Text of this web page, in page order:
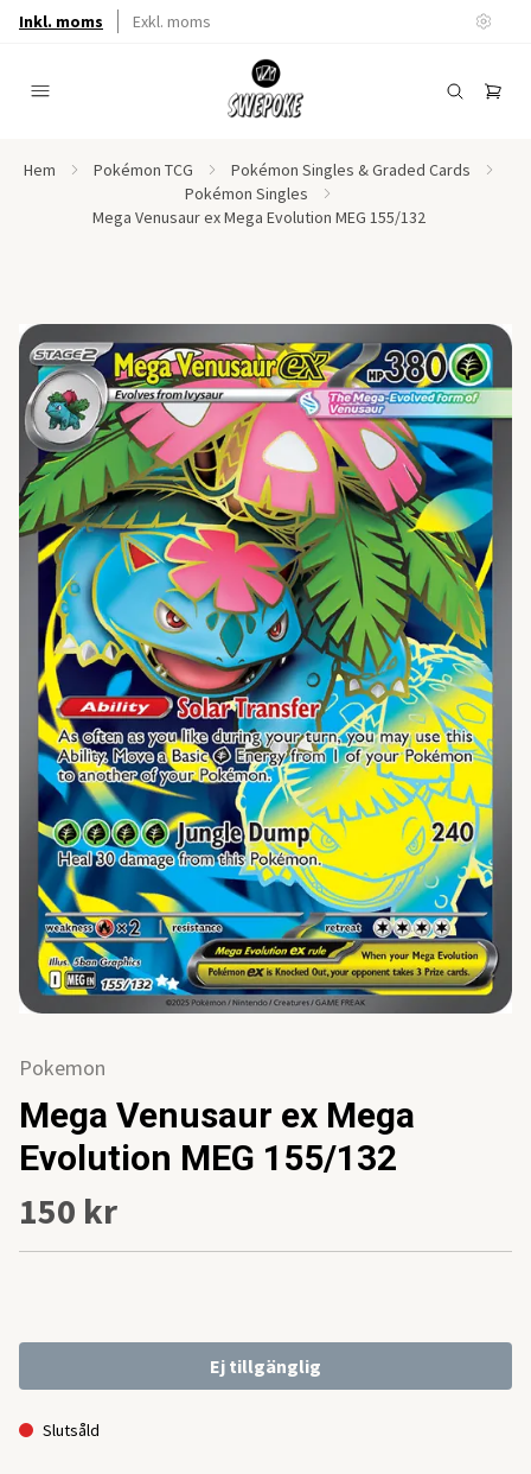
Inkl. moms Exkl. moms
Hem Pokémon TCG
Pokémon Singles & Graded Cards
Pokémon Singles
Mega Venusaur ex Mega Evolution MEG 155/132
Pokemon
Mega Venusaur ex Mega
Evolution MEG 155/132
150 kr
Ej tillgänglig
Slutsåld